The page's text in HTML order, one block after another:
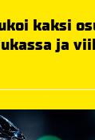
kaksi
ja